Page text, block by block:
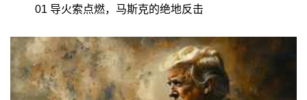
01 导火索点燃，马斯克的绝地反击